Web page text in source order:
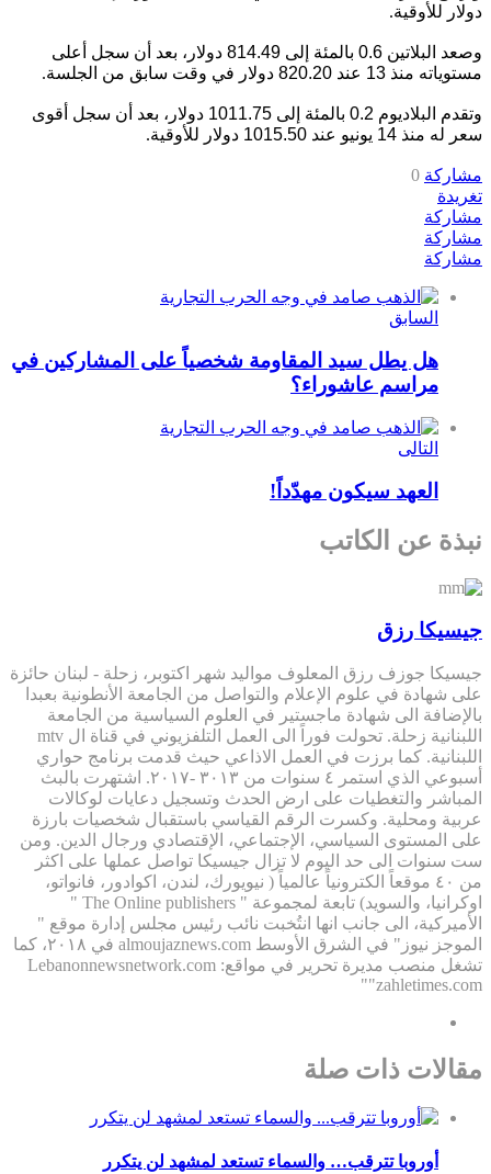
دولار للأوقية.
وصعد البلاتين 0.6 بالمئة إلى 814.49 دولار، بعد أن سجل أعلى
مستوياته منذ 13 عند 820.20 دولار في وقت سابق من الجلسة
.
وتقدم البلاديوم 0.2 بالمئة إلى 1011.75 دولار، بعد أن سجل أقوى
سعر له منذ 14 يونيو عند 1015.50 دولار للأوقية
.
مشاركة 0
تغريدة
مشاركة
مشاركة
مشاركة
السابق
هل يطل سيد المقاومة شخصياً على المشاركين في
مراسم عاشوراء؟
التالى
العهد سيكون مهدّداً!
نبذة عن الكاتب
جيسيكا رزق
جيسيكا جوزف رزق المعلوف مواليد شهر اكتوبر، زحلة - لبنان حائزة
على شهادة في علوم الإعلام والتواصل من الجامعة الأنطونية بعبدا
بالإضافة الى شهادة ماجستير في العلوم السياسية من الجامعة
اللبنانية زحلة. تحولت فوراً الى العمل التلفزيوني في قناة ال mtv
اللبنانية. كما برزت في العمل الاذاعي حيث قدمت برنامج حواري
أسبوعي الذي استمر ٤ سنوات من ٣٠١٣ -٢٠١٧. اشتهرت بالبث
المباشر والتغطيات على ارض الحدث وتسجيل دعايات لوكالات
عربية ومحلية. وكسرت الرقم القياسي باستقبال شخصيات بارزة
على المستوى السياسي، الإجتماعي، الإقتصادي ورجال الدين. ومن
ست سنوات الى حد اليوم لا تزال جيسيكا تواصل عملها على اكثر
من ٤٠ موقعاً الكترونياً عالمياً ( نيويورك، لندن، اكوادور، فانواتو،
اوكرانيا، والسويد) تابعة لمجموعة " The Online publishers "
الأميركية، الى جانب انها انتُخبت نائب رئيس مجلس إدارة موقع "
الموجز نيوز" في الشرق الأوسط almoujaznews.com في ٢٠١٨، كما
تشغل منصب مديرة تحرير في مواقع: Lebanonnewsnetwork.com
"zahletimes.com"
مقالات ذات صلة
أوروبا تترقب… والسماء تستعد لمشهد لن يتكرر